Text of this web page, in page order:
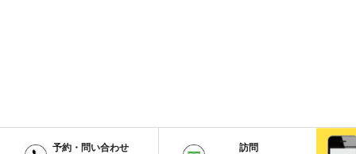
予約・問い合わせ 訪問